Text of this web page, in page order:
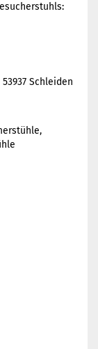
53937 Schleiden